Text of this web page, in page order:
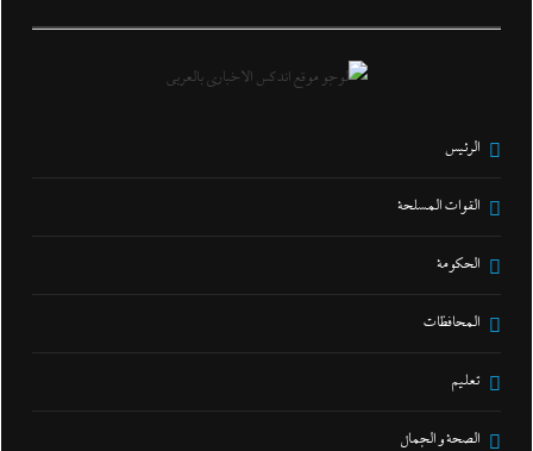
الرئيس
القوات المسلحة
الحكومة
المحافظات
تعليم
الصحة و الجمال